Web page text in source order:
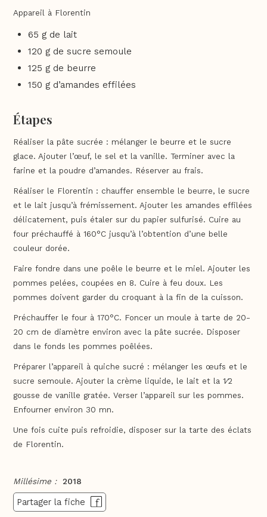
Appareil à Florentin
65 g de lait
120 g de sucre semoule
125 g de beurre
150 g d’amandes effilées
Étapes
Réaliser la pâte sucrée : mélanger le beurre et le sucre
glace. Ajouter l’œuf, le sel et la vanille. Terminer avec la
farine et la poudre d’amandes. Réserver au frais.
Réaliser le Florentin : chauffer ensemble le beurre, le sucre
et le lait jusqu’à frémissement. Ajouter les amandes effilées
délicatement, puis étaler sur du papier sulfurisé. Cuire au
four préchauffé à 160°C jusqu’à l’obtention d’une belle
couleur dorée.
Faire fondre dans une poêle le beurre et le miel. Ajouter les
pommes pelées, coupées en 8. Cuire à feu doux. Les
pommes doivent garder du croquant à la fin de la cuisson.
Préchauffer le four à 170°C. Foncer un moule à tarte de 20-
20 cm de diamètre environ avec la pâte sucrée. Disposer
dans le fonds les pommes poêlées.
Préparer l’appareil à quiche sucré : mélanger les œufs et le
sucre semoule. Ajouter la crème liquide, le lait et la 1⁄2
gousse de vanille gratée. Verser l’appareil sur les pommes.
Enfourner environ 30 mn.
Une fois cuite puis refroidie, disposer sur la tarte des éclats
de Florentin.
Millésime : 2018
Partager la fiche